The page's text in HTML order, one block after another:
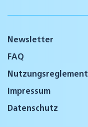
Newsletter
FAQ
Nutzungsreglement
Impressum
Datenschutz